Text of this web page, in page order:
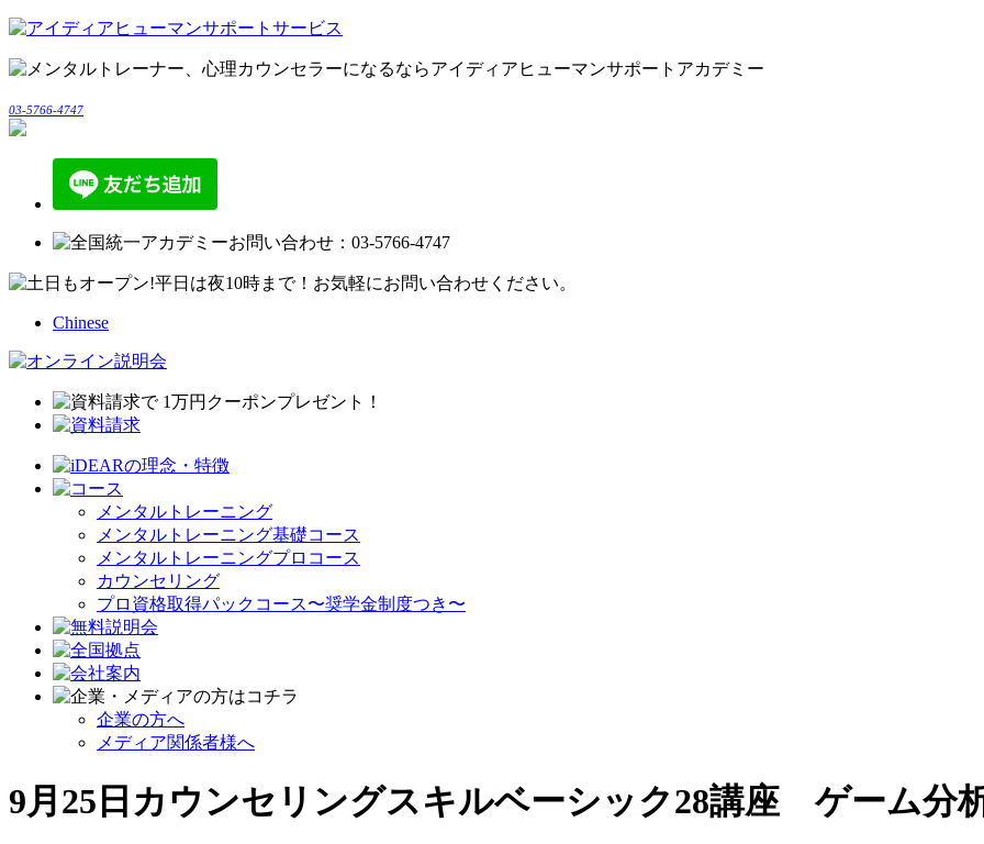
03-5766-4747
Chinese
メンタルトレーニング
メンタルトレーニング基礎コース
メンタルトレーニングプロコース
カウンセリング
プロ資格取得パックコース〜奨学金制度つき〜
企業の方へ
メディア関係者様へ
9月25日カウンセリングスキルベーシック28講座 ゲーム分